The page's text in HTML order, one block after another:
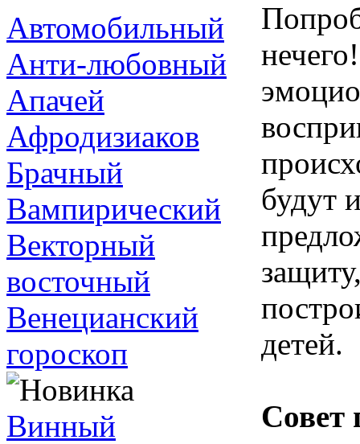
Автомобильный
Анти-любовный
Апачей
Афродизиаков
Брачный
Вампирический
Векторный
восточный
Венецианский
гороскоп
Винный
будут
детей.
Совет